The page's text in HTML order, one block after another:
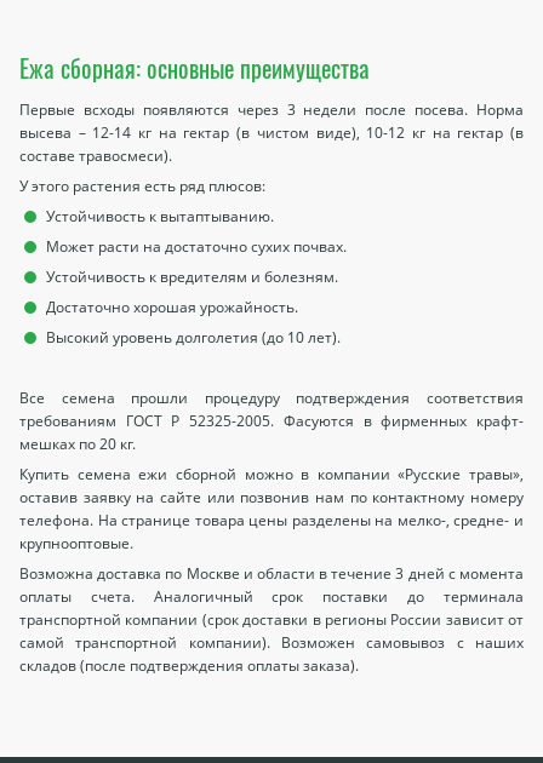
Ежа сборная: основные преимущества
Первые всходы появляются через 3 недели после посева. Норма
высева – 12-14 кг на гектар (в чистом виде), 10-12 кг на гектар (в
составе травосмеси).
У этого растения есть ряд плюсов:
Устойчивость к вытаптыванию.
Может расти на достаточно сухих почвах.
Устойчивость к вредителям и болезням.
Достаточно хорошая урожайность.
Высокий уровень долголетия (до 10 лет).
Все семена прошли процедуру подтверждения соответствия
требованиям ГОСТ Р 52325-2005. Фасуются в фирменных крафт-
мешках по 20 кг.
Купить семена ежи сборной можно в компании «Русские травы»,
оставив заявку на сайте или позвонив нам по контактному номеру
телефона. На странице товара цены разделены на мелко-, средне- и
крупнооптовые.
Возможна доставка по Москве и области в течение 3 дней с момента
оплаты счета. Аналогичный срок поставки до терминала
транспортной компании (срок доставки в регионы России зависит от
самой транспортной компании). Возможен самовывоз с наших
складов (после подтверждения оплаты заказа).